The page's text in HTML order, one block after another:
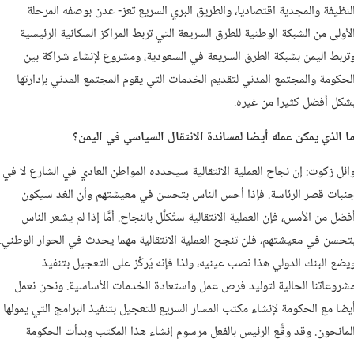
والمجدية اقتصاديا، والطريق البري السريع تعز- عدن بوصفه المرحلة
من الشبكة الوطنية للطرق السريعة التي تربط المراكز السكانية الرئيسية
اليمن بشبكة الطرق السريعة في السعودية، ومشروع لإنشاء شراكة بين
والمجتمع المدني لتقديم الخدمات التي يقوم المجتمع المدني بإدارتها
أفضل كثيرا من غيره.
الذي يمكن عمله أيضا لمساندة الانتقال السياسي في اليمن؟
زكوت: إن نجاح العملية الانتقالية سيحدده المواطن العادي في الشارع لا في
قصر الرئاسة. فإذا أحس الناس بتحسن في معيشتهم وأن الغد سيكون
من الأمس، فإن العملية الانتقالية ستُكلَّل بالنجاح. أمَّا إذا لم يشعر الناس
في معيشتهم، فلن تنجح العملية الانتقالية مهما يحدث في الحوار الوطني.
البنك الدولي هذا نصب عينيه، ولذا فإنه يُركِّز على التعجيل بتنفيذ
الحالية لتوليد فرص عمل واستعادة الخدمات الأساسية. ونحن نعمل
مع الحكومة لإنشاء مكتب المسار السريع للتعجيل بتنفيذ البرامج التي يمولها
وقد وقَّع الرئيس بالفعل مرسوم إنشاء هذا المكتب وبدأت الحكومة